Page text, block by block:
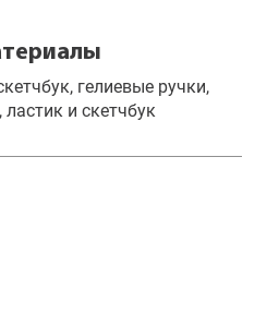
гелиевые ручки,
и скетчбук